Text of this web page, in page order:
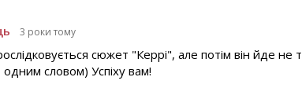
3 роки тому
сюжет "Керрі", але потім він йде
словом) Успіху вам!